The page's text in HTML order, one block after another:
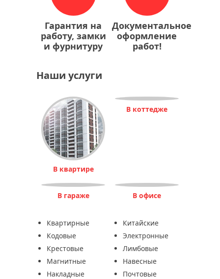
Гарантия на
работу, замки
и фурнитуру
Документальное
оформление
работ!
Наши услуги
В квартире
В коттедже
В гараже В офисе
Квартирные
Китайские
Кодовые
Электронные
Крестовые
Лимбовые
Магнитные
Навесные
Накладные
Почтовые